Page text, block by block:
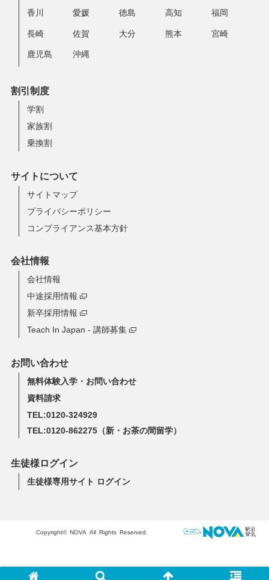
香川 愛媛 徳島 高知 福岡
長崎 佐賀 大分 熊本 宮崎
鹿児島 沖縄
割引制度
学割
家族割
乗換割
サイトについて
サイトマップ
プライバシーポリシー
コンプライアンス基本方針
会社情報
会社情報
中途採用情報
新卒採用情報
Teach In Japan - 講師募集
お問い合わせ
無料体験入学・お問い合わせ
資料請求
TEL:0120-324929
TEL:0120-862275（新・お茶の間留学）
生徒様ログイン
生徒様専用サイト ログイン
Copyright© NOVA All Rights Reserved.